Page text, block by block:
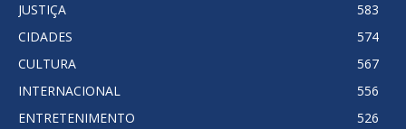
JUSTIÇA
583
CIDADES
574
CULTURA
567
INTERNACIONAL
556
ENTRETENIMENTO
526